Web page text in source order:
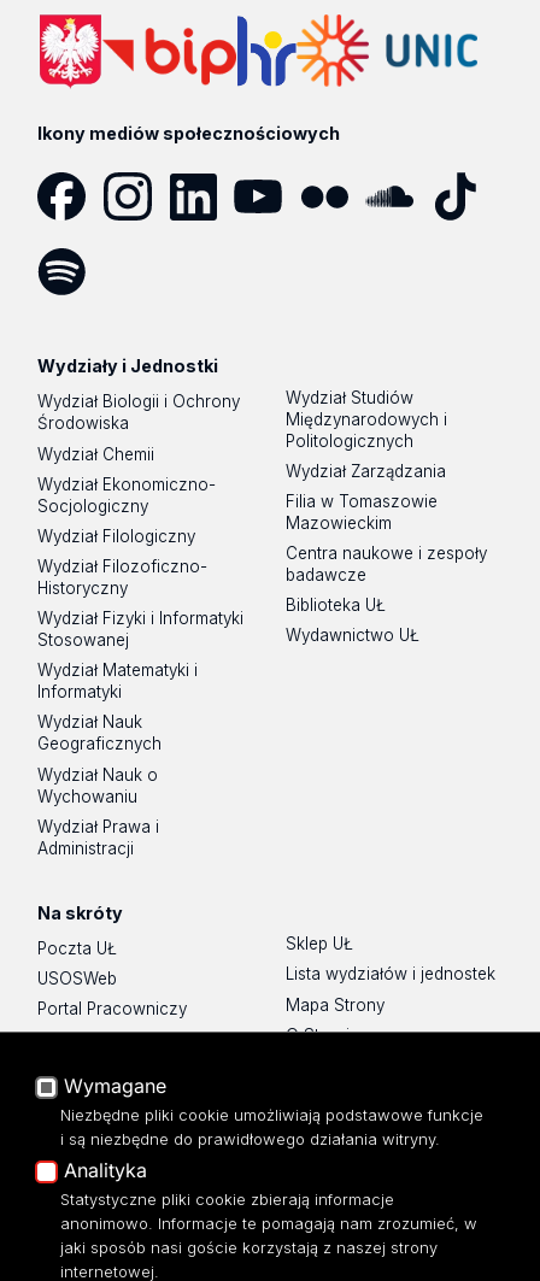
Ikony mediów społecznościowych
Wydziały i Jednostki
Wydział Biologii i Ochrony
Środowiska
Wydział Chemii
Wydział Ekonomiczno-
Socjologiczny
Wydział Filologiczny
Wydział Filozoficzno-
Historyczny
Wydział Fizyki i Informatyki
Stosowanej
Wydział Matematyki i
Informatyki
Wydział Nauk
Geograficznych
Wydział Nauk o
Wychowaniu
Wydział Prawa i
Administracji
Wydział Studiów
Międzynarodowych i
Politologicznych
Wydział Zarządzania
Filia w Tomaszowie
Mazowieckim
Centra naukowe i zespoły
badawcze
Biblioteka UŁ
Wydawnictwo UŁ
Na skróty
Poczta UŁ
USOSWeb
Portal Pracowniczy
Baza Aktów Własnych
Moodle
Eksperci UŁ
Polityka Prywatności
Dostępność
Sklep UŁ
Lista wydziałów i jednostek
Mapa Strony
O Stronie
Wymagane
Niezbędne pliki cookie umożliwiają podstawowe funkcje
i są niezbędne do prawidłowego działania witryny.
Analityka
Statystyczne pliki cookie zbierają informacje
anonimowo. Informacje te pomagają nam zrozumieć, w
jaki sposób nasi goście korzystają z naszej strony
internetowej.